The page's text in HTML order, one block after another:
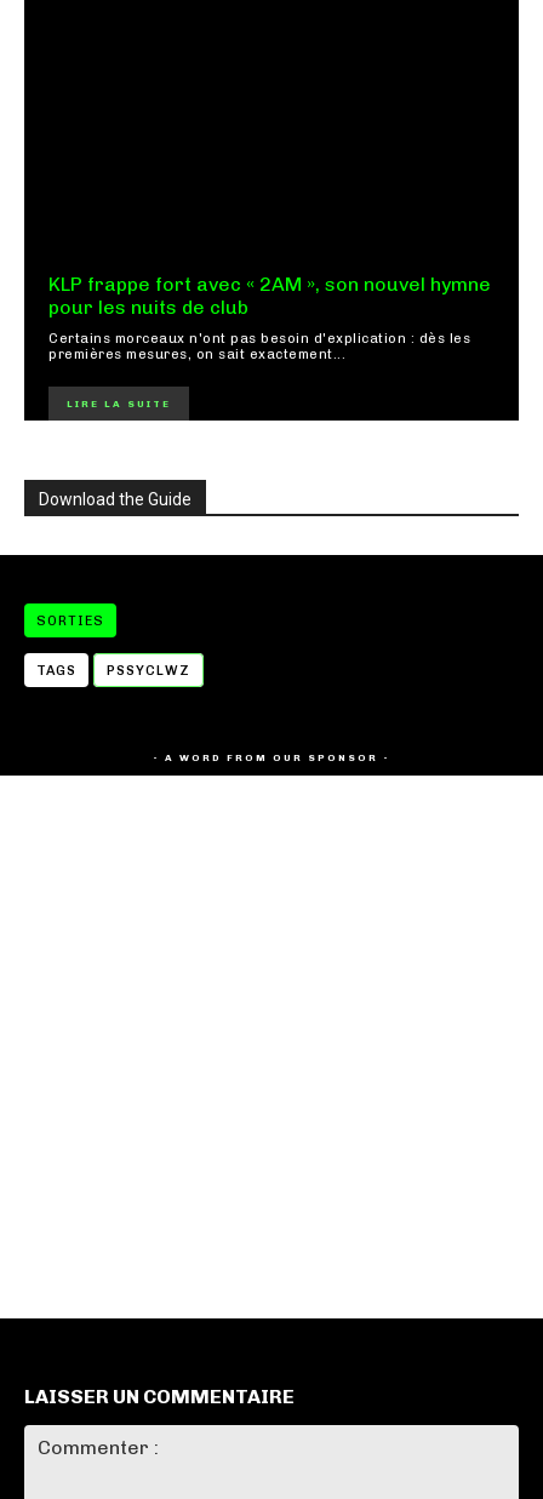
KLP frappe fort avec « 2AM », son nouvel hymne
pour les nuits de club
Certains morceaux n'ont pas besoin d'explication : dès les
premières mesures, on sait exactement...
LIRE LA SUITE
Download the Guide
SORTIES
TAGS PSSYCLWZ
- A WORD FROM OUR SPONSOR -
LAISSER UN COMMENTAIRE